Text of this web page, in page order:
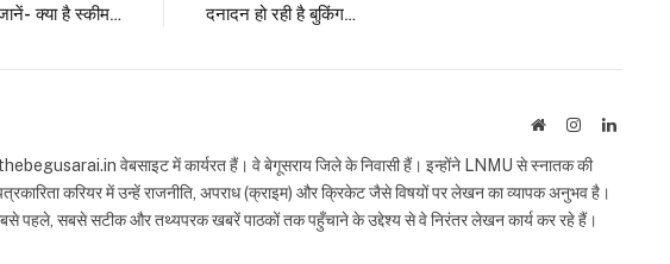
क्या है स्कीम…
दनादन हो रही है बुकिंग…
WebsiteInstagramLinkedIn
वेबसाइट में कार्यरत हैं। वे बेगूसराय जिले के निवासी हैं। इन्होंने LNMU से स्नातक की
करियर में उन्हें राजनीति, अपराध (क्राइम) और क्रिकेट जैसे विषयों पर लेखन का व्यापक अनुभव है।
पहले, सबसे सटीक और तथ्यपरक खबरें पाठकों तक पहुँचाने के उद्देश्य से वे निरंतर लेखन कार्य कर रहे हैं।